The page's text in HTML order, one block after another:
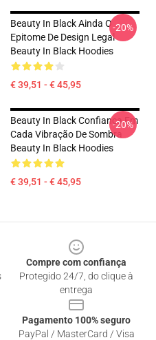
Beauty In Black Ainda O
Epitome De Design Legal
Beauty In Black Hoodies
€ 39,51 - € 45,95
-20%
Beauty In Black Confiança Em
Cada Vibração De Sombra
Beauty In Black Hoodies
€ 39,51 - € 45,95
-20%
Compre com confiança
Protegido 24/7, do clique à
entrega
Pagamento 100% seguro
PayPal / MasterCard / Visa